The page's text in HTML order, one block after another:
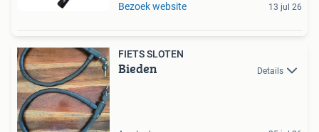
Bezoek website 13 jul 26
FIETS SLOTEN
Bieden Details